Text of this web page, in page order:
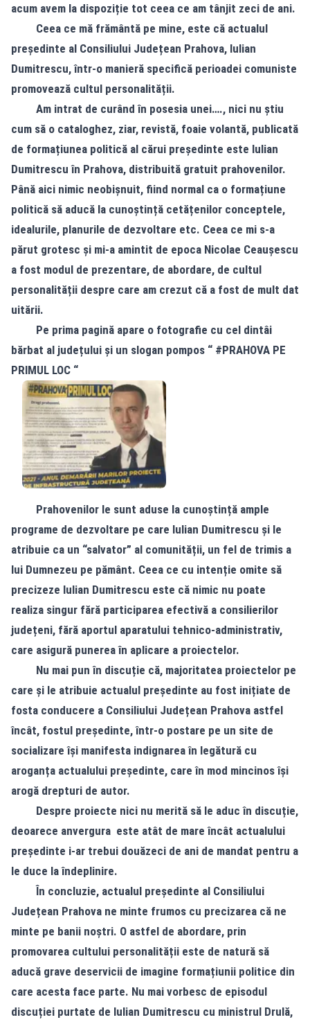
acum avem la dispoziție tot ceea ce am tânjit zeci de ani.
Ceea ce mă frământă pe mine, este că actualul
președinte al Consiliului Județean Prahova, Iulian
Dumitrescu, într-o manieră specifică perioadei comuniste
promovează cultul personalității.
Am intrat de curând în posesia unei…., nici nu știu
cum să o cataloghez, ziar, revistă, foaie volantă, publicată
de formațiunea politică al cărui președinte este Iulian
Dumitrescu în Prahova, distribuită gratuit prahovenilor.
Până aici nimic neobișnuit, fiind normal ca o formațiune
politică să aducă la cunoștință cetățenilor conceptele,
idealurile, planurile de dezvoltare etc. Ceea ce mi s-a
părut grotesc și mi-a amintit de epoca Nicolae Ceaușescu
a fost modul de prezentare, de abordare, de cultul
personalității despre care am crezut că a fost de mult dat
uitării.
Pe prima pagină apare o fotografie cu cel dintâi
bărbat al județului și un slogan pompos “ #PRAHOVA PE
PRIMUL LOC “
Prahovenilor le sunt aduse la cunoștință ample
programe de dezvoltare pe care Iulian Dumitrescu și le
atribuie ca un “salvator” al comunității, un fel de trimis a
lui Dumnezeu pe pământ. Ceea ce cu intenție omite să
precizeze Iulian Dumitrescu este că nimic nu poate
realiza singur fără participarea efectivă a consilierilor
județeni, fără aportul aparatului tehnico-administrativ,
care asigură punerea în aplicare a proiectelor.
Nu mai pun în discuție că, majoritatea proiectelor pe
care și le atribuie actualul președinte au fost inițiate de
fosta conducere a Consiliului Județean Prahova astfel
încât, fostul președinte, într-o postare pe un site de
socializare își manifesta indignarea în legătură cu
aroganța actualului președinte, care în mod mincinos își
arogă drepturi de autor.
Despre proiecte nici nu merită să le aduc în discuție,
deoarece anvergura este atât de mare încât actualului
președinte i-ar trebui douăzeci de ani de mandat pentru a
le duce la îndeplinire.
În concluzie, actualul președinte al Consiliului
Județean Prahova ne minte frumos cu precizarea că ne
minte pe banii noștri. O astfel de abordare, prin
promovarea cultului personalității este de natură să
aducă grave deservicii de imagine formațiunii politice din
care acesta face parte. Nu mai vorbesc de episodul
discuției purtate de Iulian Dumitrescu cu ministrul Drulă,